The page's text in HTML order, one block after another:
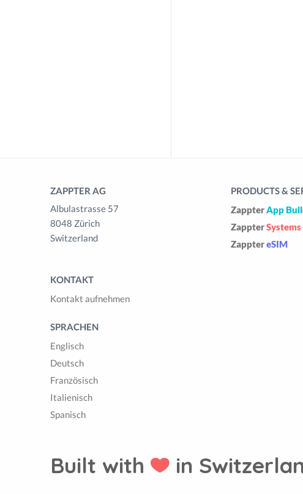
ZAPPTER AG
Albulastrasse 57
8048 Zürich
Switzerland
KONTAKT
Kontakt aufnehmen
SPRACHEN
Englisch
Deutsch
Französisch
Italienisch
Spanisch
PRODUCTS &
ZappterApp
ZappterSystems
ZapptereSIM
Built with in